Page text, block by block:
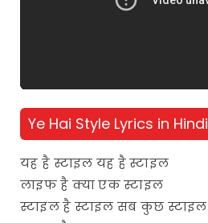
Ye Hai Style Lyrics in Hindi
यह है स्टाइल यह है स्टाइल
लाइफ है क्या एक स्टाइल
स्टाइल है स्टाइल सब कुछ स्टाइल